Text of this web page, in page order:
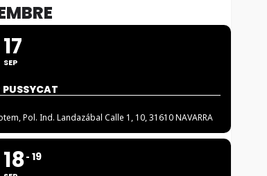
17
SEP
PUSSYCAT
, Pol. Ind. Landazábal Calle 1, 10, 31610 NAVARRA
18 19